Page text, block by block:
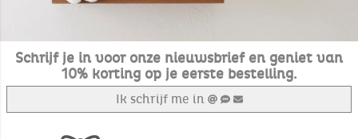
Schrijf je in voor onze nieuwsbrief en geniet van
10% korting op je eerste bestelling.
Ik schrijf me in